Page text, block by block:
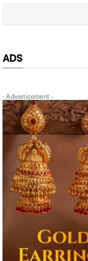
- Advertisement -